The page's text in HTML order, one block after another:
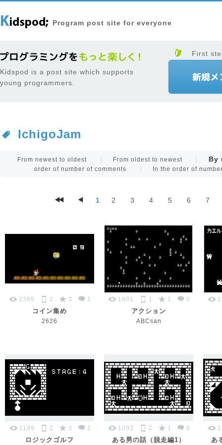
Program post site for everyone
Kidspod is a post site which supports
young programmers.
First
IchigoJam
From newest to oldest From oldest to newest By
order of number of comments In the order of
1 2 3 4 5 6 7
2289 2 3 1
コイン集め
2626
1991 1 1 0
アクション
ABCsan
1199 2 3 1
ロジックゴルフ
1092 2 1 0
ある男の話（脱走編1） あ